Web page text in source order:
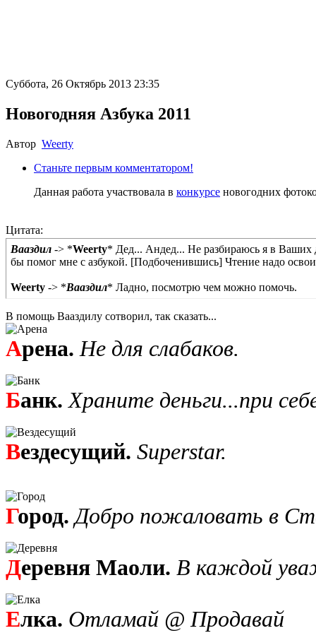
Суббота, 26 Октябрь 2013 23:35
Новогодняя Азбука 2011
Автор Weerty
Станьте первым комментатором!
Данная работа участвовала в конкурсе новогодних
Цитата:
Вааздил -> *Weerty* Дед... Андед... Не разбираюсь я в Ваших
бы помог мне с азбукой. [Подбоченившись] Чтение надо
Weerty -> *Вааздил* Ладно, посмотрю чем можно помочь.
В помощь Вааздилу сотворил, так сказать...
Арена. Не для слабаков.
Банк. Храните деньги...при
Вездесущий. Superstar.
Город. Добро пожаловать в
Деревня Маоли. В каждой
Елка. Отламай @ Продавай